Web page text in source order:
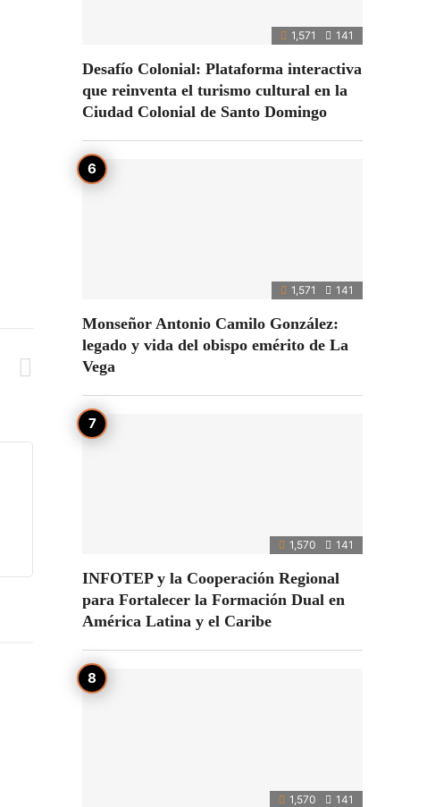
1,571 141
Desafío Colonial: Plataforma interactiva
que reinventa el turismo cultural en la
Ciudad Colonial de Santo Domingo
1,571 141
Monseñor Antonio Camilo González:
legado y vida del obispo emérito de La
Vega
1,570 141
INFOTEP y la Cooperación Regional
para Fortalecer la Formación Dual en
América Latina y el Caribe
1,570 141